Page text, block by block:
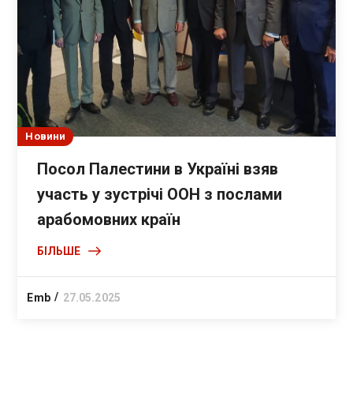
Новини
Посол Палестини в Україні взяв
участь у зустрічі ООН з послами
арабомовних країн
БІЛЬШЕ
Emb 27.05.2025